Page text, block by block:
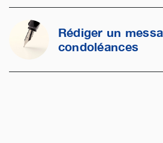
Rédiger un
condoléances